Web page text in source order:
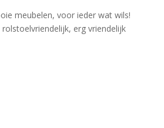
meubelen, voor ieder wat wils!
erg vriendelijk